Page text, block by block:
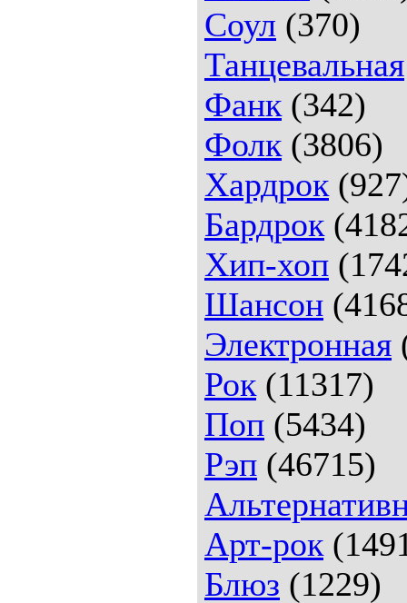
Соул (370)
Танцевальная
Фанк (342)
Фолк (3806)
Хардрок
Бардрок
Хип-хоп
Шансон
Электронная
Рок (11317)
Поп (5434)
Рэп (46715)
Арт-рок
Блюз (1229)